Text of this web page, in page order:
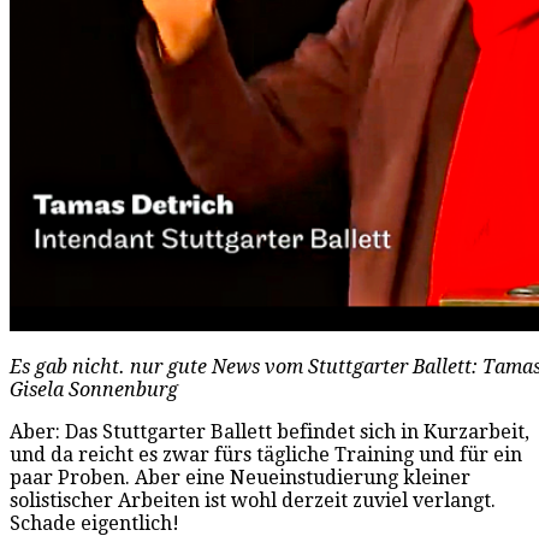
Es gab nicht. nur gute News vom Stuttgarter Ballett:
Gisela Sonnenburg
Aber: Das Stuttgarter Ballett befindet sich in Kurzarbeit,
und da reicht es zwar fürs tägliche Training und für ein
paar Proben. Aber eine Neueinstudierung kleiner
solistischer Arbeiten ist wohl derzeit zuviel verlangt.
Schade eigentlich!